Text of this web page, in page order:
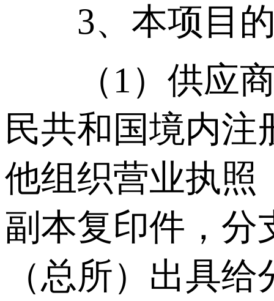
3、本项目的
（1）供应商
民共和国境内注
他组织营业执照
副本复印件，分
（总所）出具